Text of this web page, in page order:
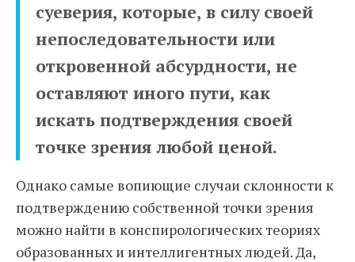
суеверия, которые, в силу своей
непоследовательности или
откровенной абсурдности, не
оставляют иного пути, как
искать подтверждения своей
точке зрения любой ценой.
Однако самые вопиющие случаи склонности к
подтверждению собственной точки зрения
можно найти в конспирологических теориях
образованных и интеллигентных людей. Да,